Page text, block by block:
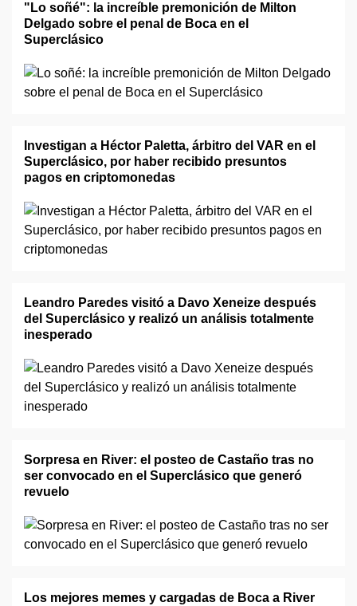
"Lo soñé": la increíble premonición de Milton
Delgado sobre el penal de Boca en el
Superclásico
Investigan a Héctor Paletta, árbitro del VAR en el
Superclásico, por haber recibido presuntos
pagos en criptomonedas
Leandro Paredes visitó a Davo Xeneize después
del Superclásico y realizó un análisis totalmente
inesperado
Sorpresa en River: el posteo de Castaño tras no
ser convocado en el Superclásico que generó
revuelo
Los mejores memes y cargadas de Boca a River